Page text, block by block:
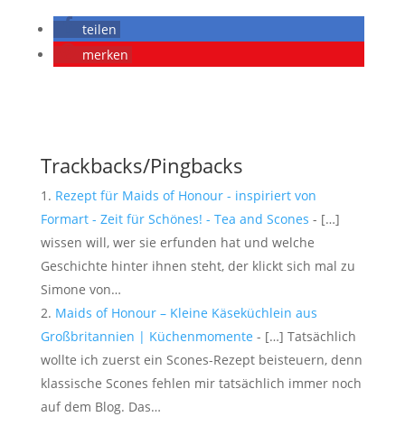
teilen
merken
Trackbacks/Pingbacks
Rezept für Maids of Honour - inspiriert von
Formart - Zeit für Schönes! - Tea and Scones - […]
wissen will, wer sie erfunden hat und welche
Geschichte hinter ihnen steht, der klickt sich mal zu
Simone von…
Maids of Honour – Kleine Käseküchlein aus
Großbritannien | Küchenmomente - […] Tatsächlich
wollte ich zuerst ein Scones-Rezept beisteuern, denn
klassische Scones fehlen mir tatsächlich immer noch
auf dem Blog. Das…